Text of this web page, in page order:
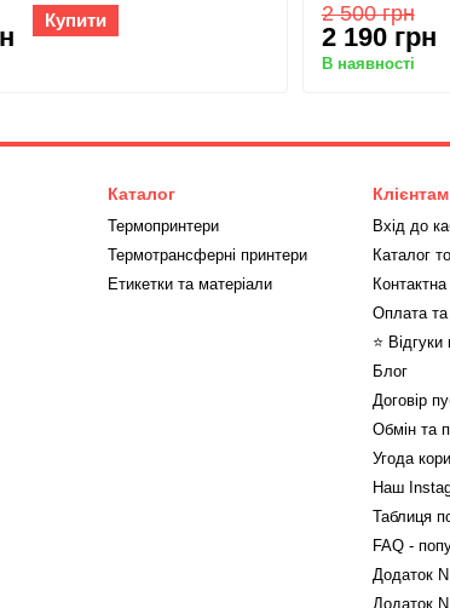
Купити 2 500 грн
2 190 грн
В наявності
Каталог
Термопринтери
Термотрансферні принтери
Етикетки та матеріали
Клієнтам
Вхід до
Каталог
Оплата
⭐
Блог
Договір
Обмін та
Угода
Наш
Таблиця
FAQ -
Додаток
Додаток